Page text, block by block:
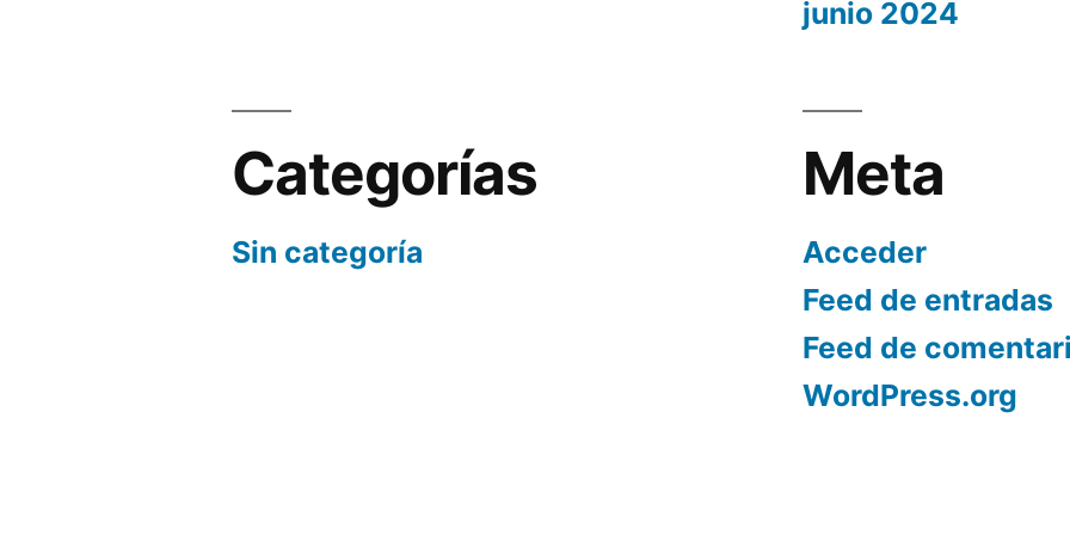
junio 2024
Categorías
Sin categoría
Meta
Acceder
Feed de entradas
Feed de
WordPress.org